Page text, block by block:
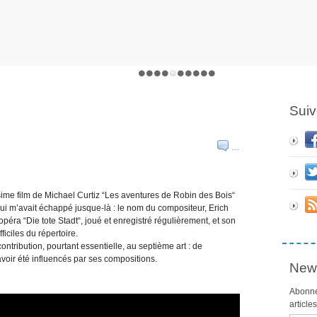
…
film de Michael Curtiz “Les aventures de Robin des Bois“
m’avait échappé jusque-là : le nom du compositeur, Erich
“Die tote Stadt“, joué et enregistré régulièrement, et son
du répertoire.
pourtant essentielle, au septième art : de
été influencés par ses compositions.